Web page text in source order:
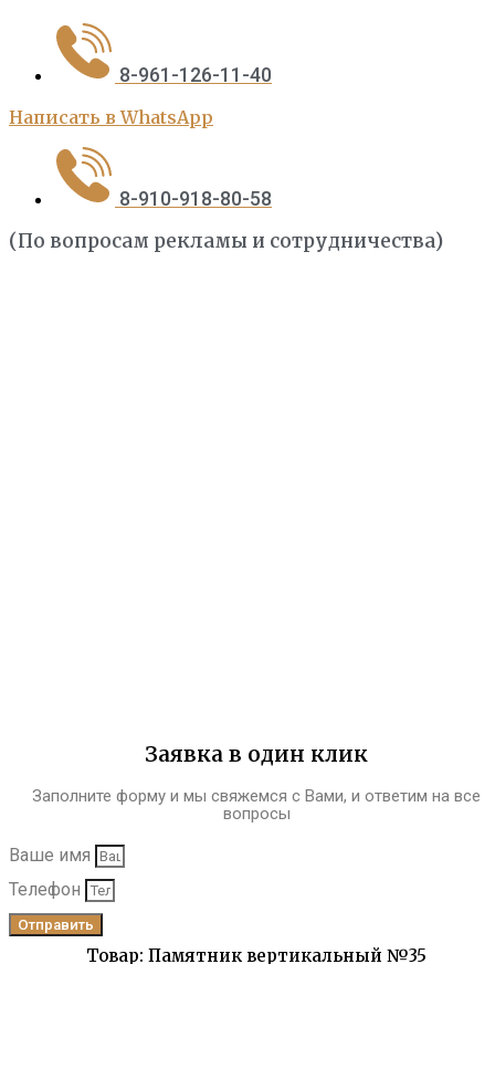
8-961-126-11-40
Написать в WhatsApp
8-910-918-80-58
(По вопросам рекламы и сотрудничества)
Заявка в один клик
Заполните форму и мы свяжемся с Вами, и ответим на все
вопросы
Ваше имя
Телефон
Отправить
Товар: Памятник вертикальный №35